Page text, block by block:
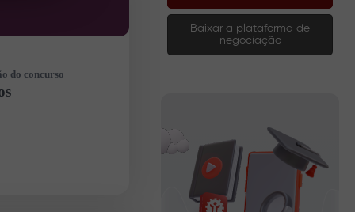
do concurso
Baixar a plataforma de
negociação